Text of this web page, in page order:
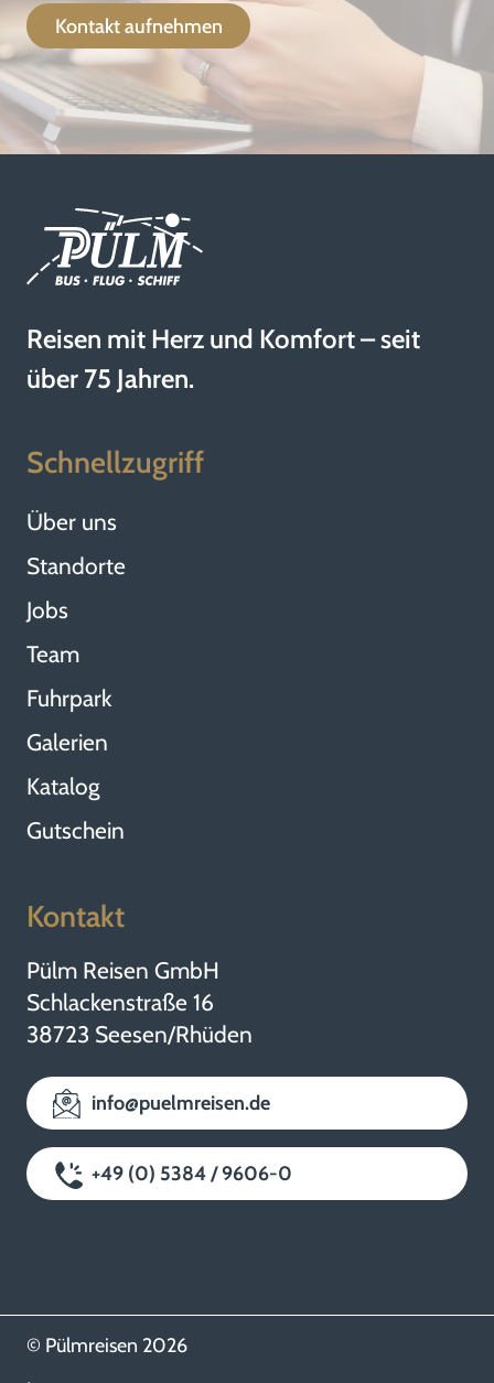
Kontakt aufnehmen
Reisen mit Herz und Komfort – seit
über 75 Jahren.
Schnellzugriff
Über uns
Standorte
Jobs
Team
Fuhrpark
Galerien
Katalog
Gutschein
Kontakt
Pülm Reisen GmbH
Schlackenstraße 16
38723 Seesen/Rhüden
info@puelmreisen.de
+49 (0) 5384 / 9606-0
© Pülmreisen 2026